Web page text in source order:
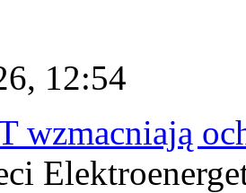
12:54
wzmacniają